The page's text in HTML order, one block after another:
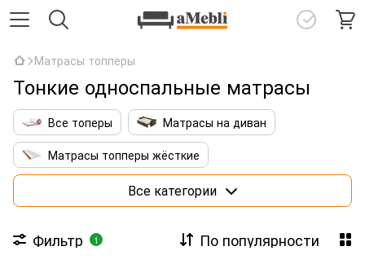
Матрасы топперы
Тонкие односпальные матрасы
Все топеры
Матрасы на диван
Матрасы топперы жёсткие
Матрасы топперы с кокосовой койрой
Матрасы топперы 140х190
Все категории
Фильтр 1 По популярности